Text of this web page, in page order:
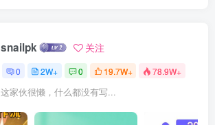
snailpk 关注
0 2W+ 0 19.7W+ 78.9W+
这家伙很懒，什么都没有写...